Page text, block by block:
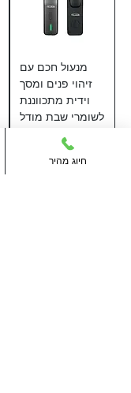
מנעול חכם עם
זיהוי פנים ומסך
וידית מתכווננת
לשומרי שבת מודל
חיוג מהיר